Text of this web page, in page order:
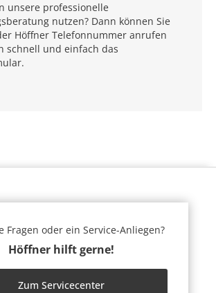
unsere professionelle
nutzen? Dann können Sie
Höffner Telefonnummer anrufen
schnell und einfach das
Fragen oder ein Service-Anliegen?
Höffner hilft gerne!
Zum Servicecenter